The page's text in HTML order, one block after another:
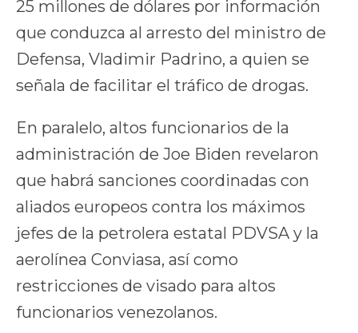
25 millones de dólares por información
que conduzca al arresto del ministro de
Defensa, Vladimir Padrino, a quien se
señala de facilitar el tráfico de drogas.
En paralelo, altos funcionarios de la
administración de Joe Biden revelaron
que habrá sanciones coordinadas con
aliados europeos contra los máximos
jefes de la petrolera estatal PDVSA y la
aerolínea Conviasa, así como
restricciones de visado para altos
funcionarios venezolanos.